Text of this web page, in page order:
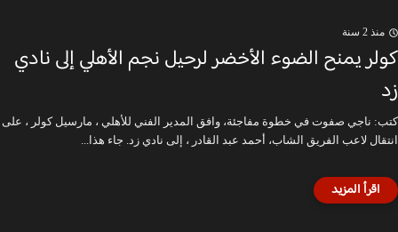
منذ 2 سنة
كولر يمنح الضوء الأخضر لرحيل نجم الأهلي إلى نادي
زد
كتب: ناجي صفوت في خطوة مفاجئة، وافق المدير الفني للأهلي ، مارسيل كولر ، على
انتقال لاعب الفريق الشاب، أحمد عبد القادر ، إلى نادي زد. جاء هذا...